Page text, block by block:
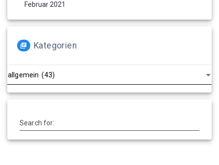
Februar 2021
Kategorien
Search for: